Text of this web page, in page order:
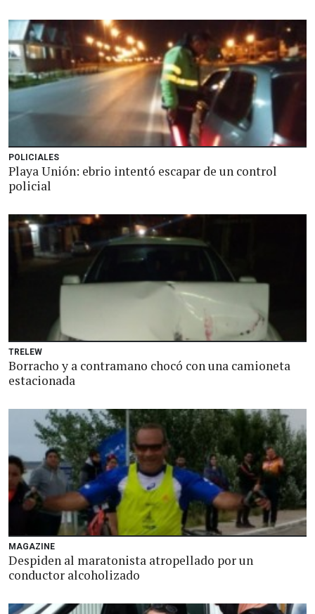
POLICIALES
Playa Unión: ebrio intentó escapar de un control
policial
TRELEW
Borracho y a contramano chocó con una camioneta
estacionada
MAGAZINE
Despiden al maratonista atropellado por un
conductor alcoholizado